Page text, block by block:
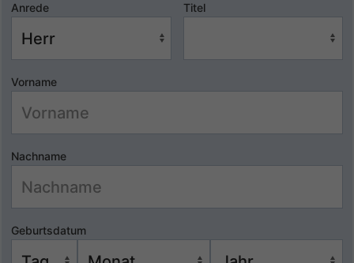
Anrede Titel
Vorname
Nachname
Geburtsdatum